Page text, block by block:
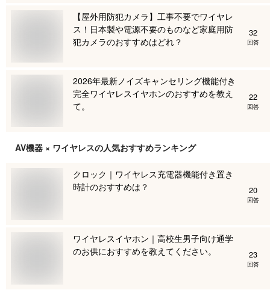
【屋外用防犯カメラ】工事不要でワイヤレ
ス！日本製や電源不要のものなど家庭用防
犯カメラのおすすめはどれ？
32
回答
2026年最新ノイズキャンセリング機能付き
完全ワイヤレスイヤホンのおすすめを教え
て。
22
回答
AV機器 × ワイヤレスの人気おすすめランキング
クロック｜ワイヤレス充電器機能付き置き
時計のおすすめは？
20
回答
ワイヤレスイヤホン｜高校生男子向け通学
のお供におすすめを教えてください。
23
回答